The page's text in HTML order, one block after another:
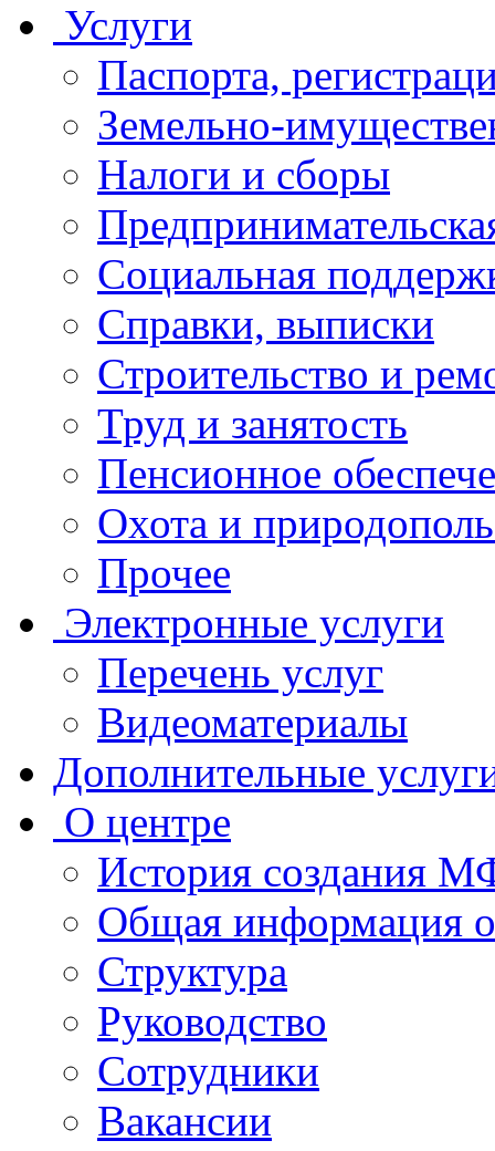
Услуги
Паспорта,
Земельно-
Налоги и сборы
Социальная
Справки, выписки
Строительство и
Труд и занятость
Пенсионное
Охота и
Прочее
Электронные услуги
Перечень услуг
Видеоматериалы
Дополнительные
О центре
История создания
Общая
Структура
Руководство
Сотрудники
Вакансии